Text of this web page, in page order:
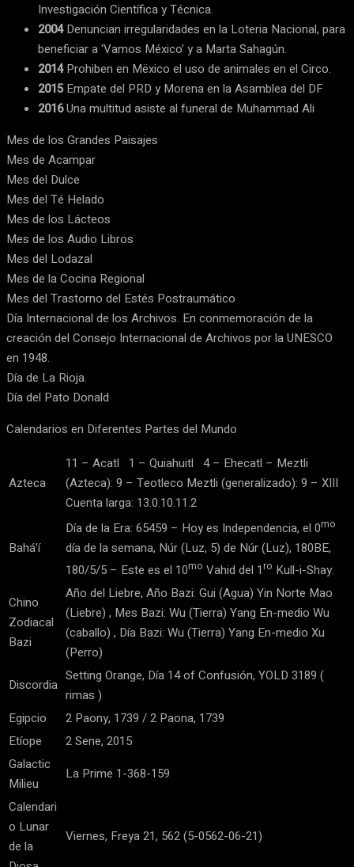
Investigación Científica y Técnica.
2004Denuncian irregularidades en la Loteria Nacional, para
beneficiar a ‘Vamos México’ y a Marta Sahagún.
2014Prohiben en Mëxico el uso de animales en el Circo.
2015Empate del PRD y Morena en la Asamblea del DF
2016Una multitud asiste al funeral de Muhammad Ali
Mes de los Grandes Paisajes
Mes de Acampar
Mes del Dulce
Mes del Té Helado
Mes de los Lácteos
Mes de los Audio Libros
Mes del Lodazal
Mes de la Cocina Regional
Mes del Trastorno del Estés Postraumático
Día Internacional de los Archivos. En conmemoración de la
creación del Consejo Internacional de Archivos por la UNESCO
en 1948.
Día de La Rioja.
Día del Pato Donald
Calendarios en Diferentes Partes del Mundo
Azteca
11 – Acatl 1 – Quiahuitl 4 – Ehecatl – Meztli
(Azteca): 9 – Teotleco Meztli (generalizado): 9 – XIII
Cuenta larga: 13.0.10.11.2
Bahá’í
Día de la Era: 65459 – Hoy es Independencia, el 0mo
día de la semana, Núr (Luz, 5) de Núr (Luz), 180BE,
180/5/5 – Este es el 10mo Vahid del 1ro Kull-i-Shay.
Chino
Zodiacal
Bazi
Año del Liebre, Año Bazi: Gui (Agua) Yin Norte Mao
(Liebre) , Mes Bazi: Wu (Tierra) Yang En-medio Wu
(caballo) , Día Bazi: Wu (Tierra) Yang En-medio Xu
(Perro)
Discordia
Setting Orange, Día 14 of Confusión, YOLD 3189 (
rimas )
Egipcio
2 Paony, 1739 / 2 Paona, 1739
Etíope
2 Sene, 2015
Galactic
Milieu
La Prime 1-368-159
Calendari
o Lunar
de la
Viernes, Freya 21, 562 (5-0562-06-21)